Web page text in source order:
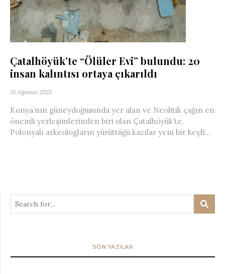
Çatalhöyük’te “Ölüler Evi” bulundu: 20
insan kalıntısı ortaya çıkarıldı
31 Ağustos 2025
Konya’nın güneydoğusunda yer alan ve Neolitik çağın en
önemli yerleşimlerinden biri olan Çatalhöyük’te,
Polonyalı arkeologların yürüttüğü kazılar yeni bir keşfi...
SON YAZILAR